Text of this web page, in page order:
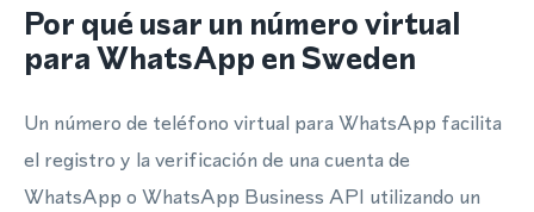
Por qué usar un número virtual
para WhatsApp en Sweden
Un número de teléfono virtual para WhatsApp facilita
el registro y la verificación de una cuenta de
WhatsApp o WhatsApp Business API utilizando un